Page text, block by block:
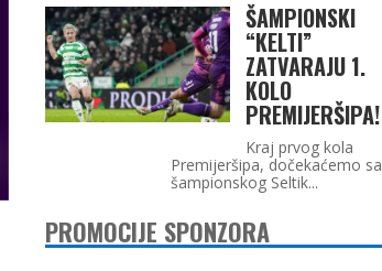
ŠAMPIONSKI
“KELTI”
ZATVARAJU 1.
KOLO
PREMIJERŠIPA!
Kraj prvog kola
Premijeršipa, dočekaćemo sa
šampionskog Seltik...
PROMOCIJE SPONZORA